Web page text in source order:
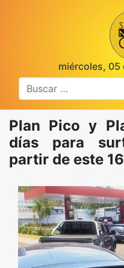
miércoles, 05
Plan Pico y
días para
partir de este